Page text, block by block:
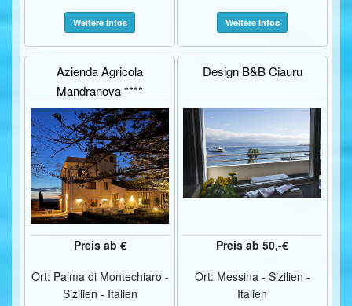
Weitere Infos Weitere Infos
Azienda Agricola
Mandranova ****
Preis ab €
Ort: Palma di Montechiaro -
Sizilien - Italien
Design B&B Ciauru
Preis ab 50,-€
Ort: Messina - Sizilien -
Italien